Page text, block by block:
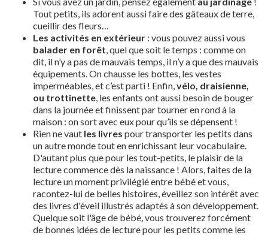
Tout petits, ils adorent aussi faire des gâteaux de terre,
cueillir des fleurs…
Les activités en extérieur : vous pouvez aussi vous
balader en forêt , quel que soit le temps : comme on
dit, il n’y a pas de mauvais temps, il n’y a que des mauvais
équipements. On chausse les bottes, les vestes
imperméables, et c’est parti ! Enfin, vélo, draisienne,
ou trottinette , les enfants ont aussi besoin de bouger
dans la journée et finissent par tourner en rond à la
maison : on sort avec eux pour qu’ils se dépensent !
Rien ne vaut les livres pour transporter les petits dans
un autre monde tout en enrichissant leur vocabulaire.
D'autant plus que pour les tout-petits, le plaisir de la
lecture commence dès la naissance ! Alors, faites de la
lecture un moment privilégié entre bébé et vous,
racontez-lui de belles histoires, éveillez son intérêt avec
des livres d'éveil illustrés adaptés à son développement.
Quelque soit l'âge de bébé, vous trouverez forcément
de bonnes idées de lecture pour les petits comme les